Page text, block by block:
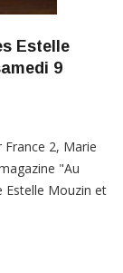
Estelle
9
2, Marie
"Au
Estelle Mouzin et